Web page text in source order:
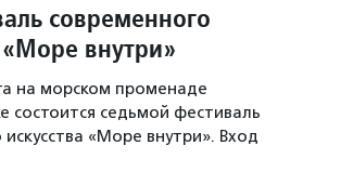
современного
«Море внутри»
на морском променаде
состоится седьмой фестиваль
«Море внутри». Вход